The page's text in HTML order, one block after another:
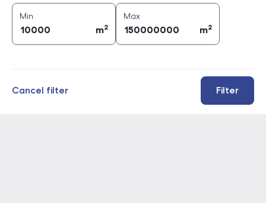
Min
m2
Maxarea (
m2
Filter
Cancel filter